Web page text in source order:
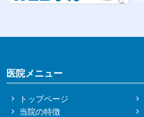
医院メニュー
トップページ
当院の特徴